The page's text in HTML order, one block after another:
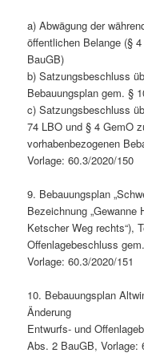
a) Abwägung der
öffentlichen Belange (§
BauGB)
b) Satzungsbeschluss
Bebauungsplan gem. §
c) Satzungsbeschluss
74 LBO und § 4 GemO
vorhabenbezogenen
Vorlage: 60.3/2020/150
9. Bebauungsplan
Bezeichnung
Ketscher Weg rechts“),
Offenlagebeschluss
Vorlage: 60.3/2020/151
10. Bebauungsplan
Änderung
Entwurfs- und
Abs. 2 BauGB, Vorlage: